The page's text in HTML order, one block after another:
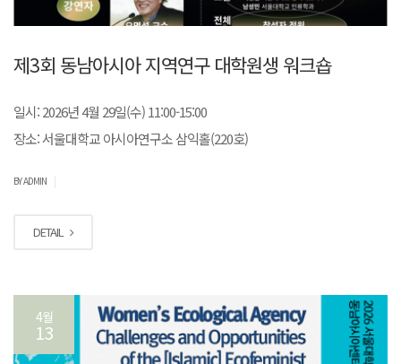
제3회 동남아시아 지역연구 대학원생 워크숍
일시: 2026년 4월 29일(수) 11:00-15:00
장소: 서울대학교 아시아연구소 삼익홀(220호)
BY ADMIN
DETAIL
4월
13